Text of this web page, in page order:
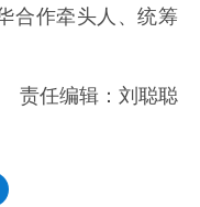
合作牵头人、统筹
责任编辑：刘聪聪